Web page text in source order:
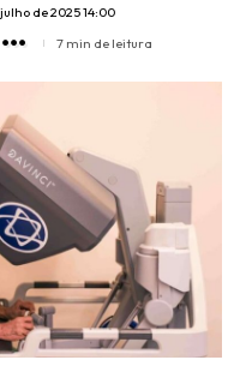
de 2025 14:00
7 min de leitura